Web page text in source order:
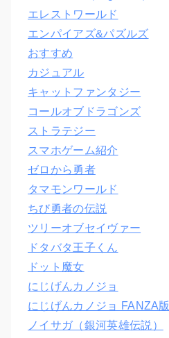
エレストワールド
エンパイアズ&パズルズ
おすすめ
カジュアル
キャットファンタジー
コールオブドラゴンズ
ストラテジー
スマホゲーム紹介
ゼロから勇者
タマモンワールド
ちび勇者の伝説
ツリーオブセイヴァー
ドタバタ王子くん
ドット魔女
にじげんカノジョ
にじげんカノジョ FANZA版
ノイサガ（銀河英雄伝説）